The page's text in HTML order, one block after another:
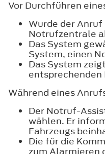
Vor Durchführen
Wurde der
Notrufzentrale
Das System
System, einen
Das System
entsprechenden
Während eines
Der Notruf-
wählen. Er
Fahrzeugs
Die für die
zum Alarmieren